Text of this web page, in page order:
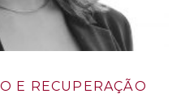
E RECUPERAÇÃO